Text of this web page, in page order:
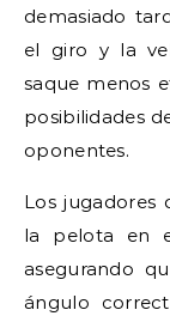
demasiado
el giro y la
saque menos
posibilidades
oponentes.
Los
la pelota en
asegurando
ángulo